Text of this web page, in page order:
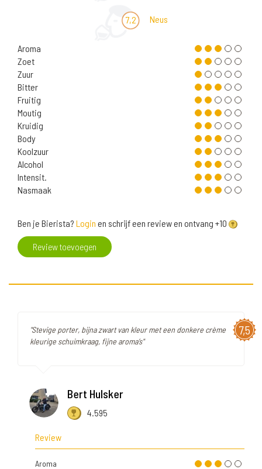
7,2 Neus
Aroma
Zoet
Zuur
Bitter
Fruitig
Moutig
Kruidig
Body
Koolzuur
Alcohol
Intensit.
Nasmaak
Ben je Bierista? Login en schrijf een review en ontvang +10
Review toevoegen
7,5
"Stevige porter, bijna zwart van kleur met een donkere crème
kleurige schuimkraag, fijne aroma’s"
Bert Hulsker
4.595
Review
Aroma